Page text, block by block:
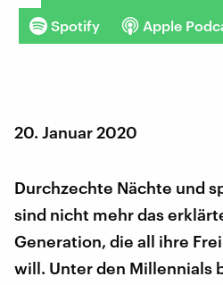
Spotify Apple
20. Januar 2020
Durchzechte Nächte und
sind nicht mehr das
Generation, die all ihre
will. Unter den Millennials